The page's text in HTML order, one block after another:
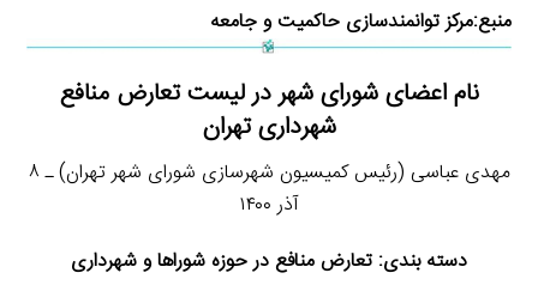
منبع:مرکز توانمندسازی حاکمیت و جامعه
نام اعضای شورای شهر در لیست تعارض منافع
شهرداری تهران
مهدی عباسی (رئیس کمیسیون شهرسازی شورای شهر تهران) ـ ۸
آذر ۱۴۰۰
دسته بندی: تعارض منافع در حوزه شوراها و شهرداری